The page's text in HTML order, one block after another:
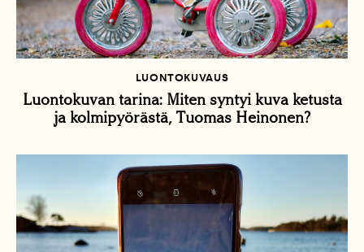
LUONTOKUVAUS
Luontokuvan tarina: Miten syntyi kuva ketusta
ja kolmipyörästä, Tuomas Heinonen?